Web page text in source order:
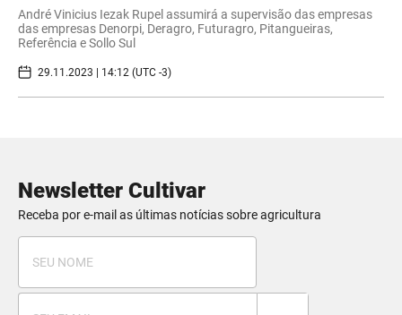
André Vinicius Iezak Rupel assumirá a supervisão das empresas
das empresas Denorpi, Deragro, Futuragro, Pitangueiras,
Referência e Sollo Sul
29.11.2023 | 14:12 (UTC -3)
Newsletter Cultivar
Receba por e-mail as últimas notícias sobre agricultura